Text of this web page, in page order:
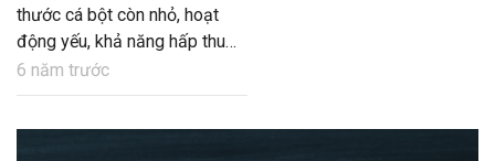
thước cá bột còn nhỏ, hoạt
động yếu, khả năng hấp thu
thức ăn kém, sức đề kháng
chưa cao. Để hạn chế mầm
6 năm trước